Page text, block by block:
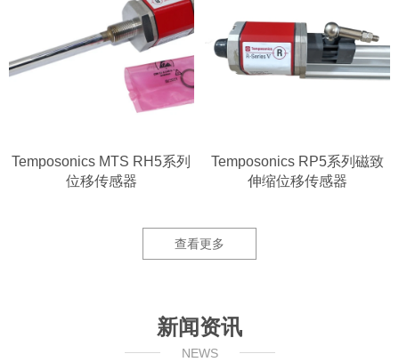
Temposonics MTS RH5系列
位移传感器
Temposonics RP5系列磁致
伸缩位移传感器
查看更多
新闻资讯
NEWS